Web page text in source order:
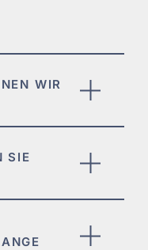
WIR
SIE